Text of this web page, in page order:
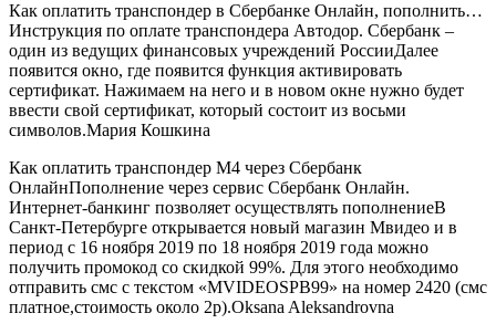
Как оплатить транспондер в Сбербанке Онлайн, пополнить…
Инструкция по оплате транспондера Автодор. Сбербанк –
один из ведущих финансовых учреждений РоссииДалее
появится окно, где появится функция активировать
сертификат. Нажимаем на него и в новом окне нужно будет
ввести свой сертификат, который состоит из восьми
символов.Мария Кошкина
Как оплатить транспондер М4 через Сбербанк
ОнлайнПополнение через сервис Сбербанк Онлайн.
Интернет-банкинг позволяет осуществлять пополнениеВ
Санкт-Петербурге открывается новый магазин Мвидео и в
период с 16 ноября 2019 по 18 ноября 2019 года можно
получить промокод со скидкой 99%. Для этого необходимо
отправить смс с текстом «MVIDEOSPB99» на номер 2420 (смс
платное,стоимость около 2р).Oksana Aleksandrovna